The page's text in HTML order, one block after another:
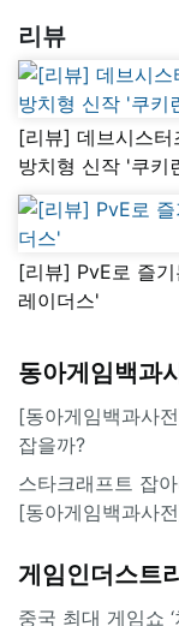
리뷰
[리뷰] 데브시스터
방치형 신작 '쿠키
[리뷰] PvE로 즐
레이더스'
동아게임백과
[동아게임백과사
잡을까?
스타크래프트 잡
[동아게임백과사
게임인더스트
중국 최대 게임쇼